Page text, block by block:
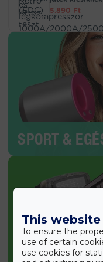
5.890 Ft
SPORT &
This
To ensure the
use of certain
use cookies for